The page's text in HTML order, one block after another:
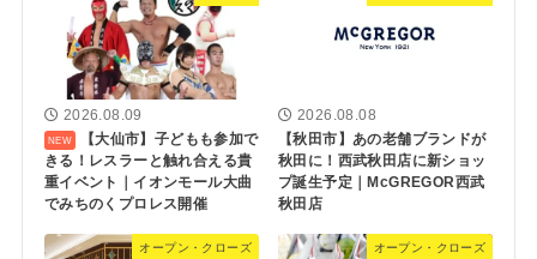
2026.08.09
【大仙市】子どもも参加で
きる！レスラーと触れ合える貴
重イベント｜イオンモール大曲
でみちのくプロレス開催
2026.08.08
【秋田市】あの老舗ブランドが
秋田に！西武秋田店に新ショッ
プ誕生予定｜McGREGOR西武
秋田店
オープン・クローズ オープン・クローズ